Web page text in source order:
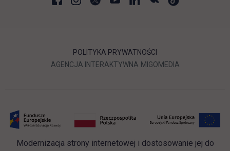
POLITYKA PRYWATNOŚCI
AGENCJA INTERAKTYWNA LINK OTWIERA SIĘ W
MIGOMEDIA
Modernizacja strony internetowej i dostosowanie jej do